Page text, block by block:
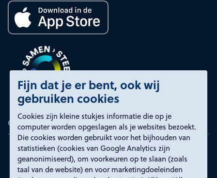
Fijn dat je er bent, ook wij
gebruiken cookies
Cookies zijn kleine stukjes informatie die op je
computer worden opgeslagen als je websites bezoekt.
Die cookies worden gebruikt voor het bijhouden van
statistieken (cookies van Google Analytics zijn
geanonimiseerd), om voorkeuren op te slaan (zoals
taal van de website) en voor marketingdoeleinden
Certificeringen